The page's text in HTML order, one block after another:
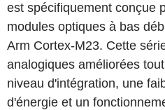
est spécifiquement conçue
modules optiques à bas
Arm Cortex-M23. Cette
analogiques améliorées
niveau d'intégration, une
d'énergie et un